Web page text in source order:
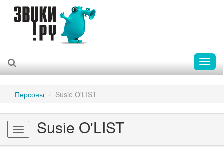
Персоны Susie O'LIST
Toggle
navigation
Susie O'LIST